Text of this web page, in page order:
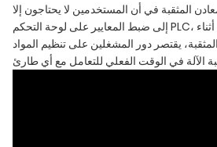
المثقبة في أن المستخدمين لا يحتاجون إلا
إلى ضبط المعايير على لوحة التحكم PLC، لتبدأ الآلة بالعمل تلقائيًا. أثناء
يقتصر دور المشغلين على تنظيم المواد